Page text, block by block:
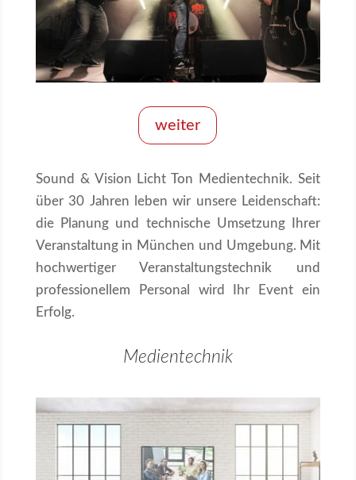
weiter
Sound & Vision Licht Ton Medientechnik. Seit
über 30 Jahren leben wir unsere Leidenschaft:
die Planung und technische Umsetzung Ihrer
Veranstaltung in München und Umgebung. Mit
hochwertiger Veranstaltungstechnik und
professionellem Personal wird Ihr Event ein
Erfolg.
Medientechnik